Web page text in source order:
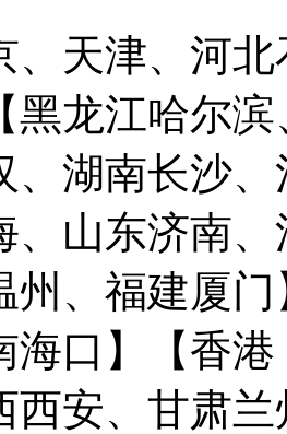
、天津、河
黑龙江哈尔
、湖南长沙
、山东济南
州、福建厦门
口】
【香
西安、甘肃